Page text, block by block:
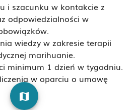
i szacunku w kontakcie z
odpowiedzialności w
wiedzy w zakresie terapii
marihuanie.
minimum 1 dzień w tygodniu.
w oparciu o umowę
map